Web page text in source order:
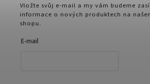
Vložte svůj e-mail a my vám budeme
informace o nových produktech na
shopu.
E-mail